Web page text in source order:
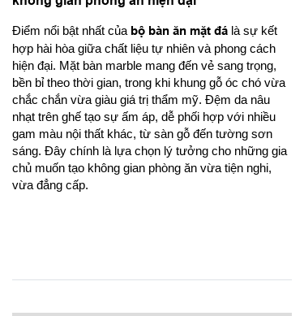
Điểm nổi bật nhất của bộ bàn ăn mặt đá là sự kết
hợp hài hòa giữa chất liệu tự nhiên và phong cách
hiện đại. Mặt bàn marble mang đến vẻ sang trọng,
bền bỉ theo thời gian, trong khi khung gỗ óc chó vừa
chắc chắn vừa giàu giá trị thẩm mỹ. Đệm da nâu
nhạt trên ghế tạo sự ấm áp, dễ phối hợp với nhiều
gam màu nội thất khác, từ sàn gỗ đến tường sơn
sáng. Đây chính là lựa chọn lý tưởng cho những gia
chủ muốn tạo không gian phòng ăn vừa tiện nghi,
vừa đẳng cấp.